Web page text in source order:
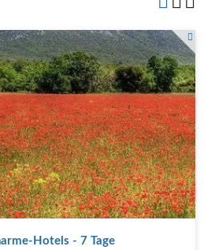
Hotels - 7 Tage